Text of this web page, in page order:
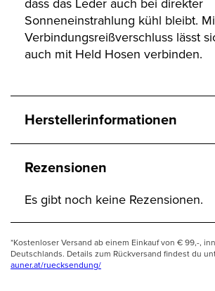
Sonneneinstrahlung kühl bleibt.
Verbindungsreißverschluss lässt
auch mit Held Hosen verbinden.
Herstellerinformationen
Rezensionen
Es gibt noch keine Rezensionen.
*Kostenloser Versand ab einem Einkauf von € 99,-,
Deutschlands. Details zum Rückversand findest du
auner.at/ruecksendung/